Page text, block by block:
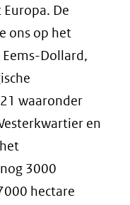
De
ons op het
Dollard,
waaronder
en
3000
hectare